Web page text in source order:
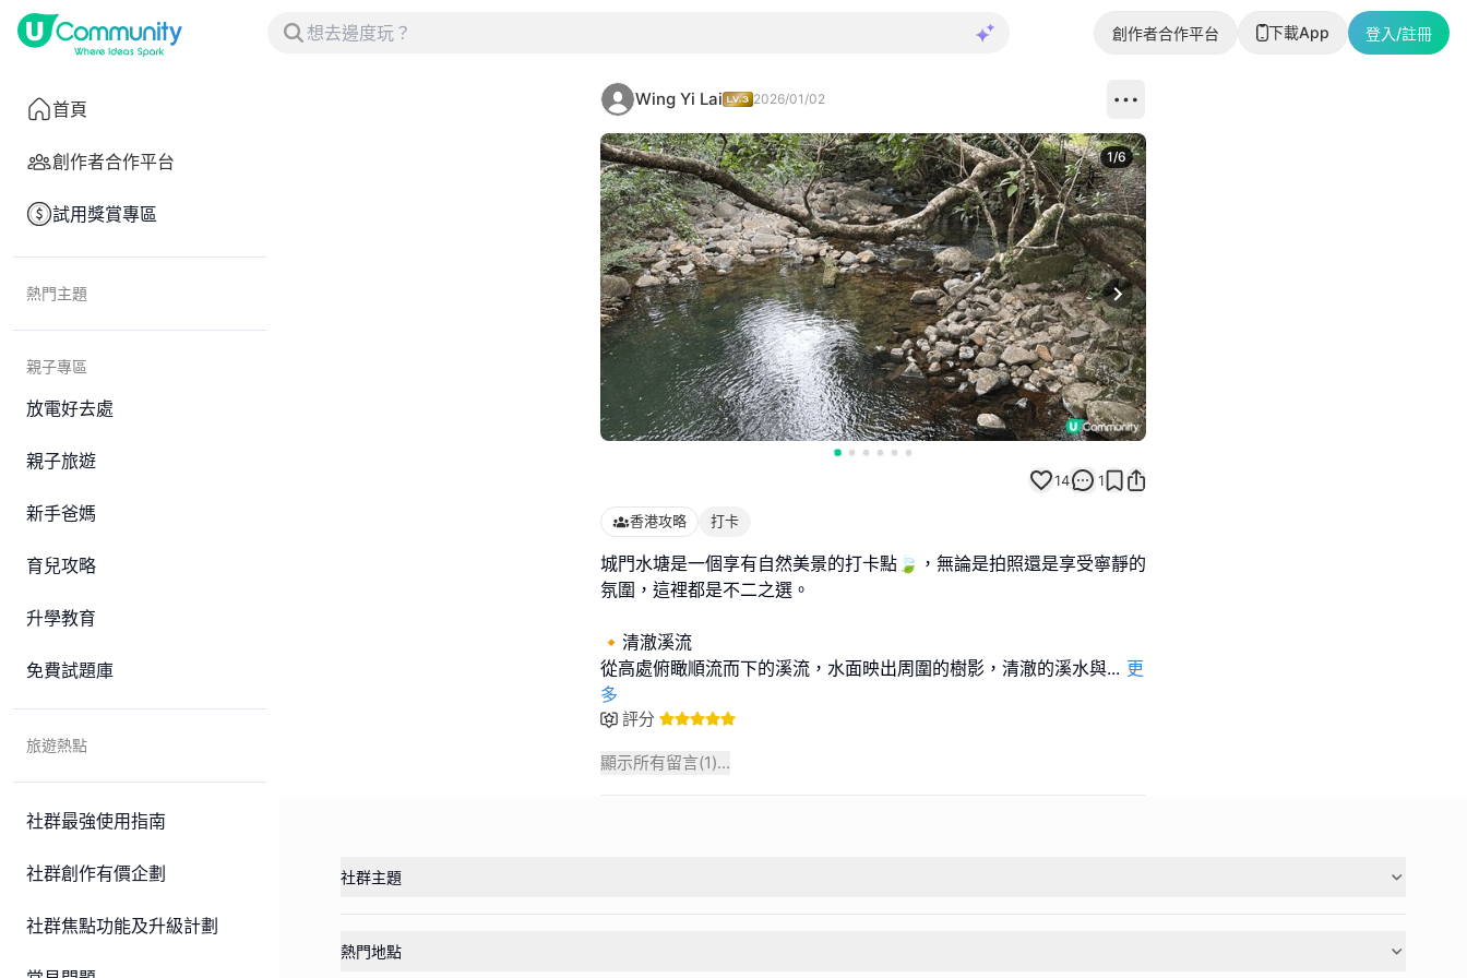
創作者合作平台 下載App 登入/註冊
首頁
創作者合作平台
試用獎賞專區
熱門主題
親子專區
放電好去處
親子旅遊
新手爸媽
育兒攻略
升學教育
免費試題庫
旅遊熱點
社群最強使用指南
社群創作有價企劃
社群焦點功能及升級計劃
Wing Yi Lai 2026/01/02
Next slide
1/6
14 1
香港攻略 打卡
城門水塘是一個享有自然美景的打卡點🍃，無論是拍照還是享受寧靜的
氛圍，這裡都是不二之選。
🔸清澈溪流
從高處俯瞰順流而下的溪流，水面映出周圍的樹影，清澈的溪水與... 更
多
評分
顯示所有留言(1)...
社群主題
熱門地點